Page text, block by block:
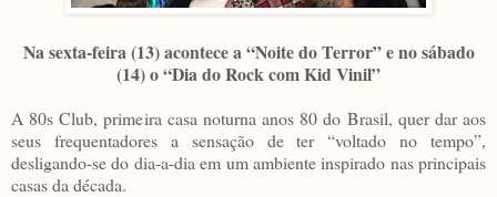
Na sexta-feira (13) acontece a “Noite do Terror” e no sábado
(14) o “Dia do Rock com Kid Vinil”
A 80s Club, primeira casa noturna anos 80 do Brasil, quer dar aos
seus frequentadores a sensação de ter “voltado no tempo”,
desligando-se do dia-a-dia em um ambiente inspirado nas principais
casas da década.